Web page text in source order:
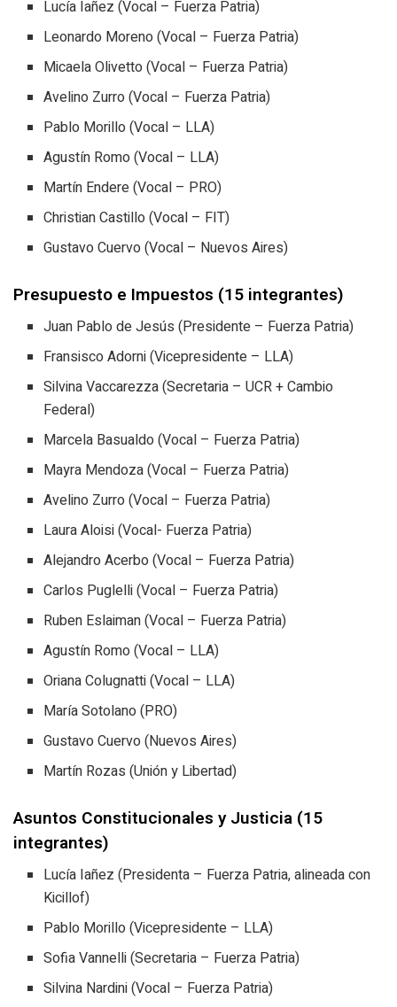
Lucía Iañez (Vocal – Fuerza Patria)
Leonardo Moreno (Vocal – Fuerza Patria)
Micaela Olivetto (Vocal – Fuerza Patria)
Avelino Zurro (Vocal – Fuerza Patria)
Pablo Morillo (Vocal – LLA)
Agustín Romo (Vocal – LLA)
Martín Endere (Vocal – PRO)
Christian Castillo (Vocal – FIT)
Gustavo Cuervo (Vocal – Nuevos Aires)
Presupuesto e Impuestos (15 integrantes)
Juan Pablo de Jesús (Presidente – Fuerza Patria)
Fransisco Adorni (Vicepresidente – LLA)
Silvina Vaccarezza (Secretaria – UCR + Cambio
Federal)
Marcela Basualdo (Vocal – Fuerza Patria)
Mayra Mendoza (Vocal – Fuerza Patria)
Avelino Zurro (Vocal – Fuerza Patria)
Laura Aloisi (Vocal- Fuerza Patria)
Alejandro Acerbo (Vocal – Fuerza Patria)
Carlos Puglelli (Vocal – Fuerza Patria)
Ruben Eslaiman (Vocal – Fuerza Patria)
Agustín Romo (Vocal – LLA)
Oriana Colugnatti (Vocal – LLA)
María Sotolano (PRO)
Gustavo Cuervo (Nuevos Aires)
Martín Rozas (Unión y Libertad)
Asuntos Constitucionales y Justicia (15
integrantes)
Lucía Iañez (Presidenta – Fuerza Patria, alineada con
Kicillof)
Pablo Morillo (Vicepresidente – LLA)
Sofia Vannelli (Secretaria – Fuerza Patria)
Silvina Nardini (Vocal – Fuerza Patria)